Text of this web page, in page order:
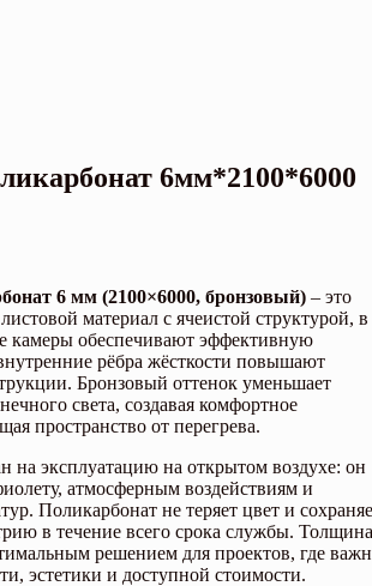
6мм*2100*6000
6 мм (2100×6000, бронзовый) – это
материал с ячеистой структурой, в
камеры обеспечивают эффективную
рёбра жёсткости повышают
Бронзовый оттенок уменьшает
света, создавая комфортное
пространство от перегрева.
на эксплуатацию на открытом воздухе: он
атмосферным воздействиям и
Поликарбонат не теряет цвет и
в течение всего срока службы. Толщина
решением для проектов, где
эстетики и доступной стоимости.